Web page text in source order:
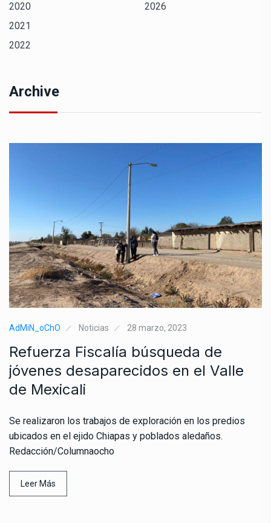
2020
2021
2022
2026
Archive
AdMiN_oChO Noticias 28 marzo, 2023
Refuerza Fiscalía búsqueda de
jóvenes desaparecidos en el Valle
de Mexicali
Se realizaron los trabajos de exploración en los predios
ubicados en el ejido Chiapas y poblados aledaños.
Redacción/Columnaocho
Leer Más